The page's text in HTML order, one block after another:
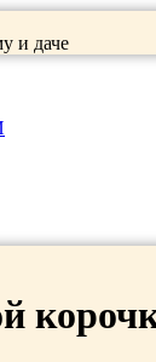
и даче